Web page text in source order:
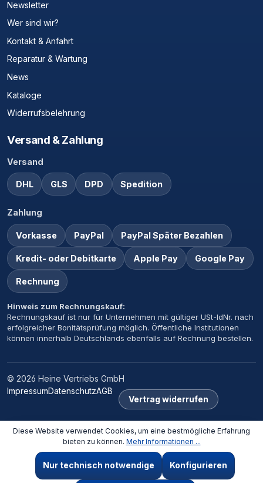
Newsletter
Wer sind wir?
Kontakt & Anfahrt
Reparatur & Wartung
News
Kataloge
Widerrufsbelehrung
Versand & Zahlung
Versand
DHL GLS DPD Spedition
Zahlung
Vorkasse PayPal PayPal Später Bezahlen
Kredit- oder Debitkarte Apple Pay Google Pay
Rechnung
Hinweis zum Rechnungskauf:
Rechnungskauf ist nur für Unternehmen mit gültiger USt-IdNr. nach
erfolgreicher Bonitätsprüfung möglich. Öffentliche Institutionen
können innerhalb Deutschlands ebenfalls auf Rechnung bestellen.
© 2026 Heine Vertriebs GmbH
ImpressumDatenschutzAGB
Vertrag widerrufen
Zuletzt angesehen ‹
RIMTOP SV1 10 L RIMTOP SV1 10 L
Diese Website verwendet Cookies, um eine bestmögliche Erfahrung
bieten zu können. Mehr Informationen ...
Nur technisch notwendige Konfigurieren